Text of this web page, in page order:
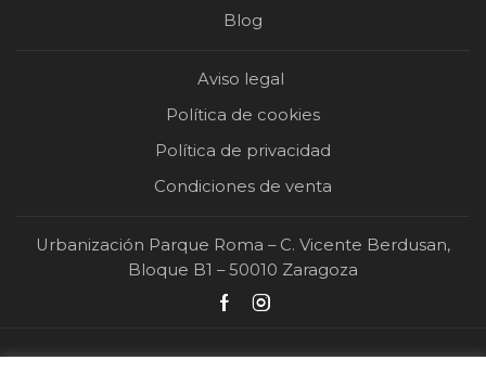
Blog
Aviso legal
Política de cookies
Política de privacidad
Condiciones de venta
Urbanización Parque Roma – C. Vicente Berdusan,
Bloque B1 – 50010 Zaragoza